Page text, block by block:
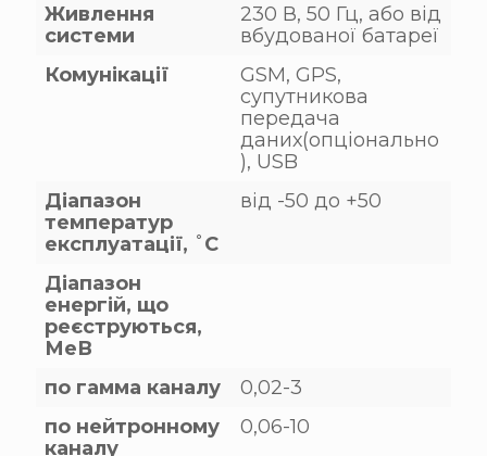
Живлення
системи
230 В, 50 Гц, або від
вбудованої батареї
Комунікації
GSM, GPS,
супутникова
передача
даних(опціонально
), USB
Діапазон
температур
експлуатації, ˚С
від -50 до +50
Діапазон
енергій, що
реєструються,
МеВ
по гамма каналу
0,02-3
по нейтронному
каналу
0,06-10